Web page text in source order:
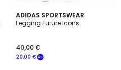
ADIDAS SPORTSWEAR
Legging Future Icons
20,00 €
40,00 €
4,6
/ 5
2
Couleurs